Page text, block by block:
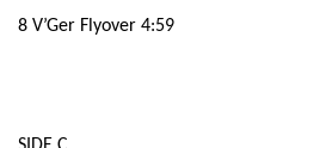
8 V’Ger Flyover 4:59